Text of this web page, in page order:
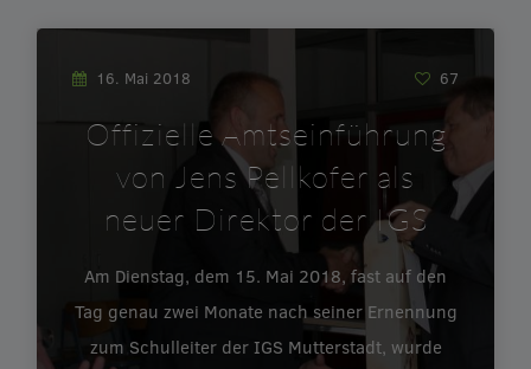
16. Mai 2018 67
Offizielle Amtseinführung
von Jens Pellkofer als
neuer Direktor der IGS
Am Dienstag, dem 15. Mai 2018, fast auf den
Tag genau zwei Monate nach seiner Ernennung
zum Schulleiter der IGS Mutterstadt, wurde